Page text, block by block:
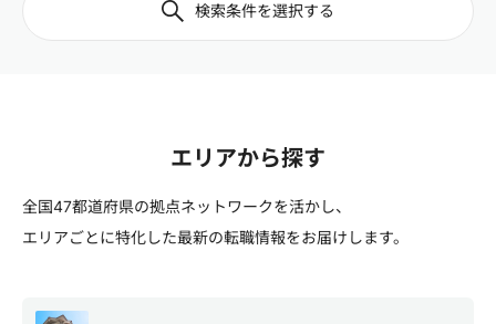
検索条件を選択する
エリアから探す
全国47都道府県の拠点ネットワークを活かし、
エリアごとに特化した最新の転職情報をお届けします。